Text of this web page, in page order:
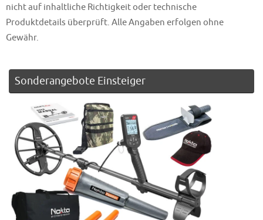
nicht auf inhaltliche Richtigkeit oder technische
Produktdetails überprüft. Alle Angaben erfolgen ohne
Gewähr.
Sonderangebote Einsteiger